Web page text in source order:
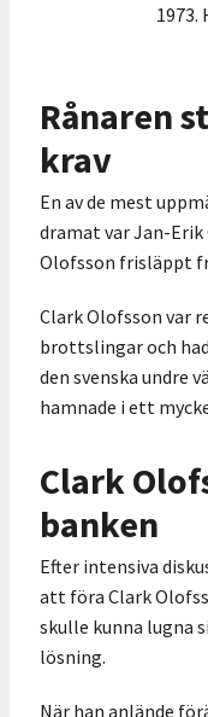
1973.
Rånaren
krav
En av de mest
dramat var Jan-Erik
Olofsson frisläppt
Clark Olofsson var
brottslingar och
den svenska undre
hamnade i ett
Clark
banken
Efter intensiva
att föra Clark
skulle kunna lugna
lösning.
När han anlände